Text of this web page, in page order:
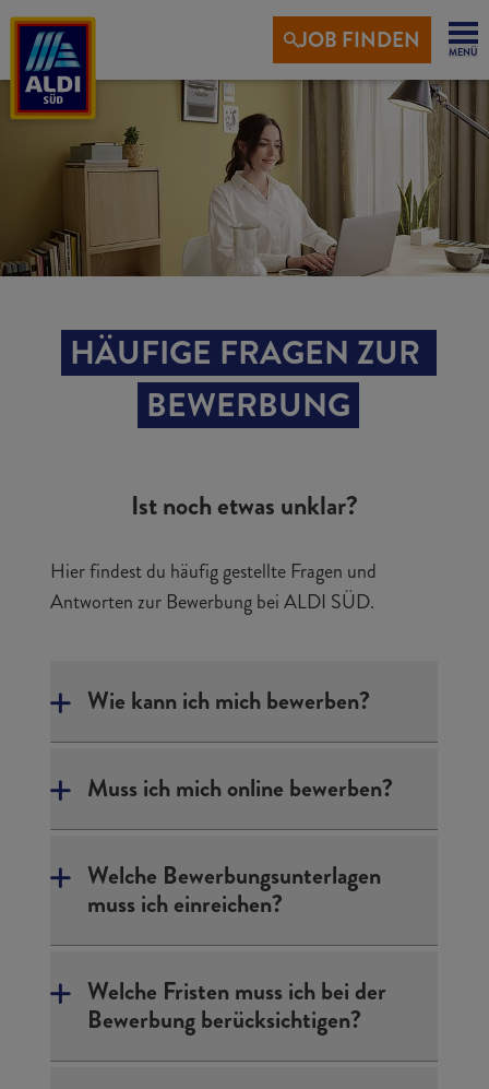
JOB FINDEN MENÜ
HÄUFIGE FRAGEN ZUR
BEWERBUNG
Ist noch etwas unklar?
Hier findest du häufig gestellte Fragen und
Antworten zur Bewerbung bei ALDI SÜD.
Wie kann ich mich bewerben?
Muss ich mich online bewerben?
Welche Bewerbungsunterlagen
muss ich einreichen?
Welche Fristen muss ich bei der
Bewerbung berücksichtigen?